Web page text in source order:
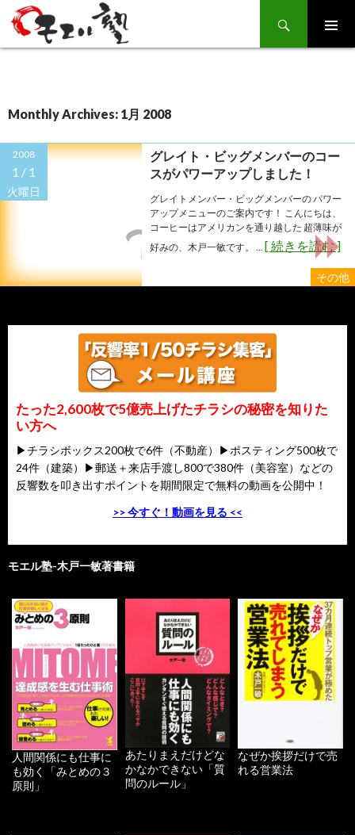
Search
SKIP
TO
Monthly Archives: 1月 2008
2008
1 / 1
火曜日
その他
グレイト・ビッグメンバーのコー
スがパワーアップしました！
グレイトメンバー・ビッグメンバーの パワー
アップメニューのご案内です！ こんにちは、
コーヒーはアメリカンを通り越した 超薄味が
好みの、木戸一敏です。 ... [ 続きを読む ]
たった2,600枚で5億売上げたチラシの秘密を知りた
い方へ
▶チラシボックス200枚で6件（不動産）▶ポスティング500枚で
24件（建築）▶郵送＋来店手渡し800で380件（美容室）などの
反響数を叩き出すポイントを期間限定で無料の動画を公開中！
>> 今すぐ！動画を見る <<
モエル塾-木戸一敏著書籍
人間関係にも仕事に
も効く「みとめの３
原則」
あたりまえだけどな
かなかできない「質
問のルール」
なぜか挨拶だけで売
れる営業法